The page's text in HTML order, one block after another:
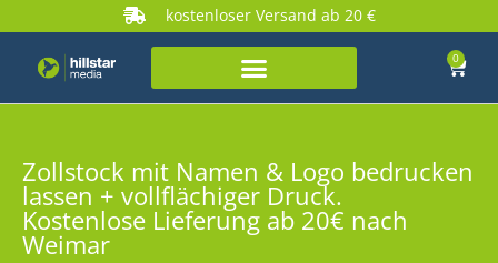
kostenloser Versand ab 20 €
0
Zollstock mit Namen & Logo bedrucken
lassen + vollflächiger Druck.
Kostenlose Lieferung ab 20€ nach
Weimar